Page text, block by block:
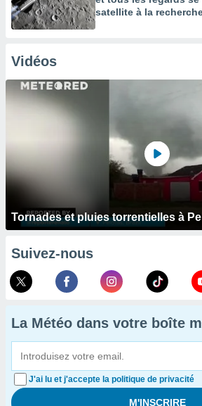
satellite à la
Vidéos
Tornades et pluies torrentielles à
Suivez-nous
La Météo dans votre boîte
J'ai lu et j'accepte la politique de privacité